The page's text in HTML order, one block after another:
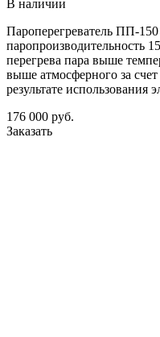
В наличии
Пароперегреватель ПП-
паропроизводительность
перегрева пара выше
выше атмосферного за
результате использования
176 000 руб.
Заказать